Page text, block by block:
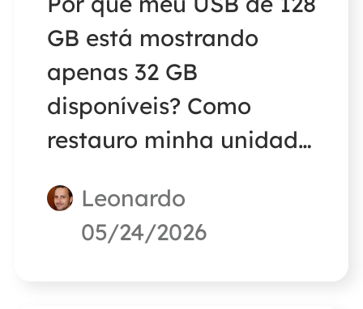
GB está mostrando
apenas 32 GB
disponíveis? Como
restauro minha unidade
total? Siga este guia
para encontrar sua
Leonardo
05/24/2026